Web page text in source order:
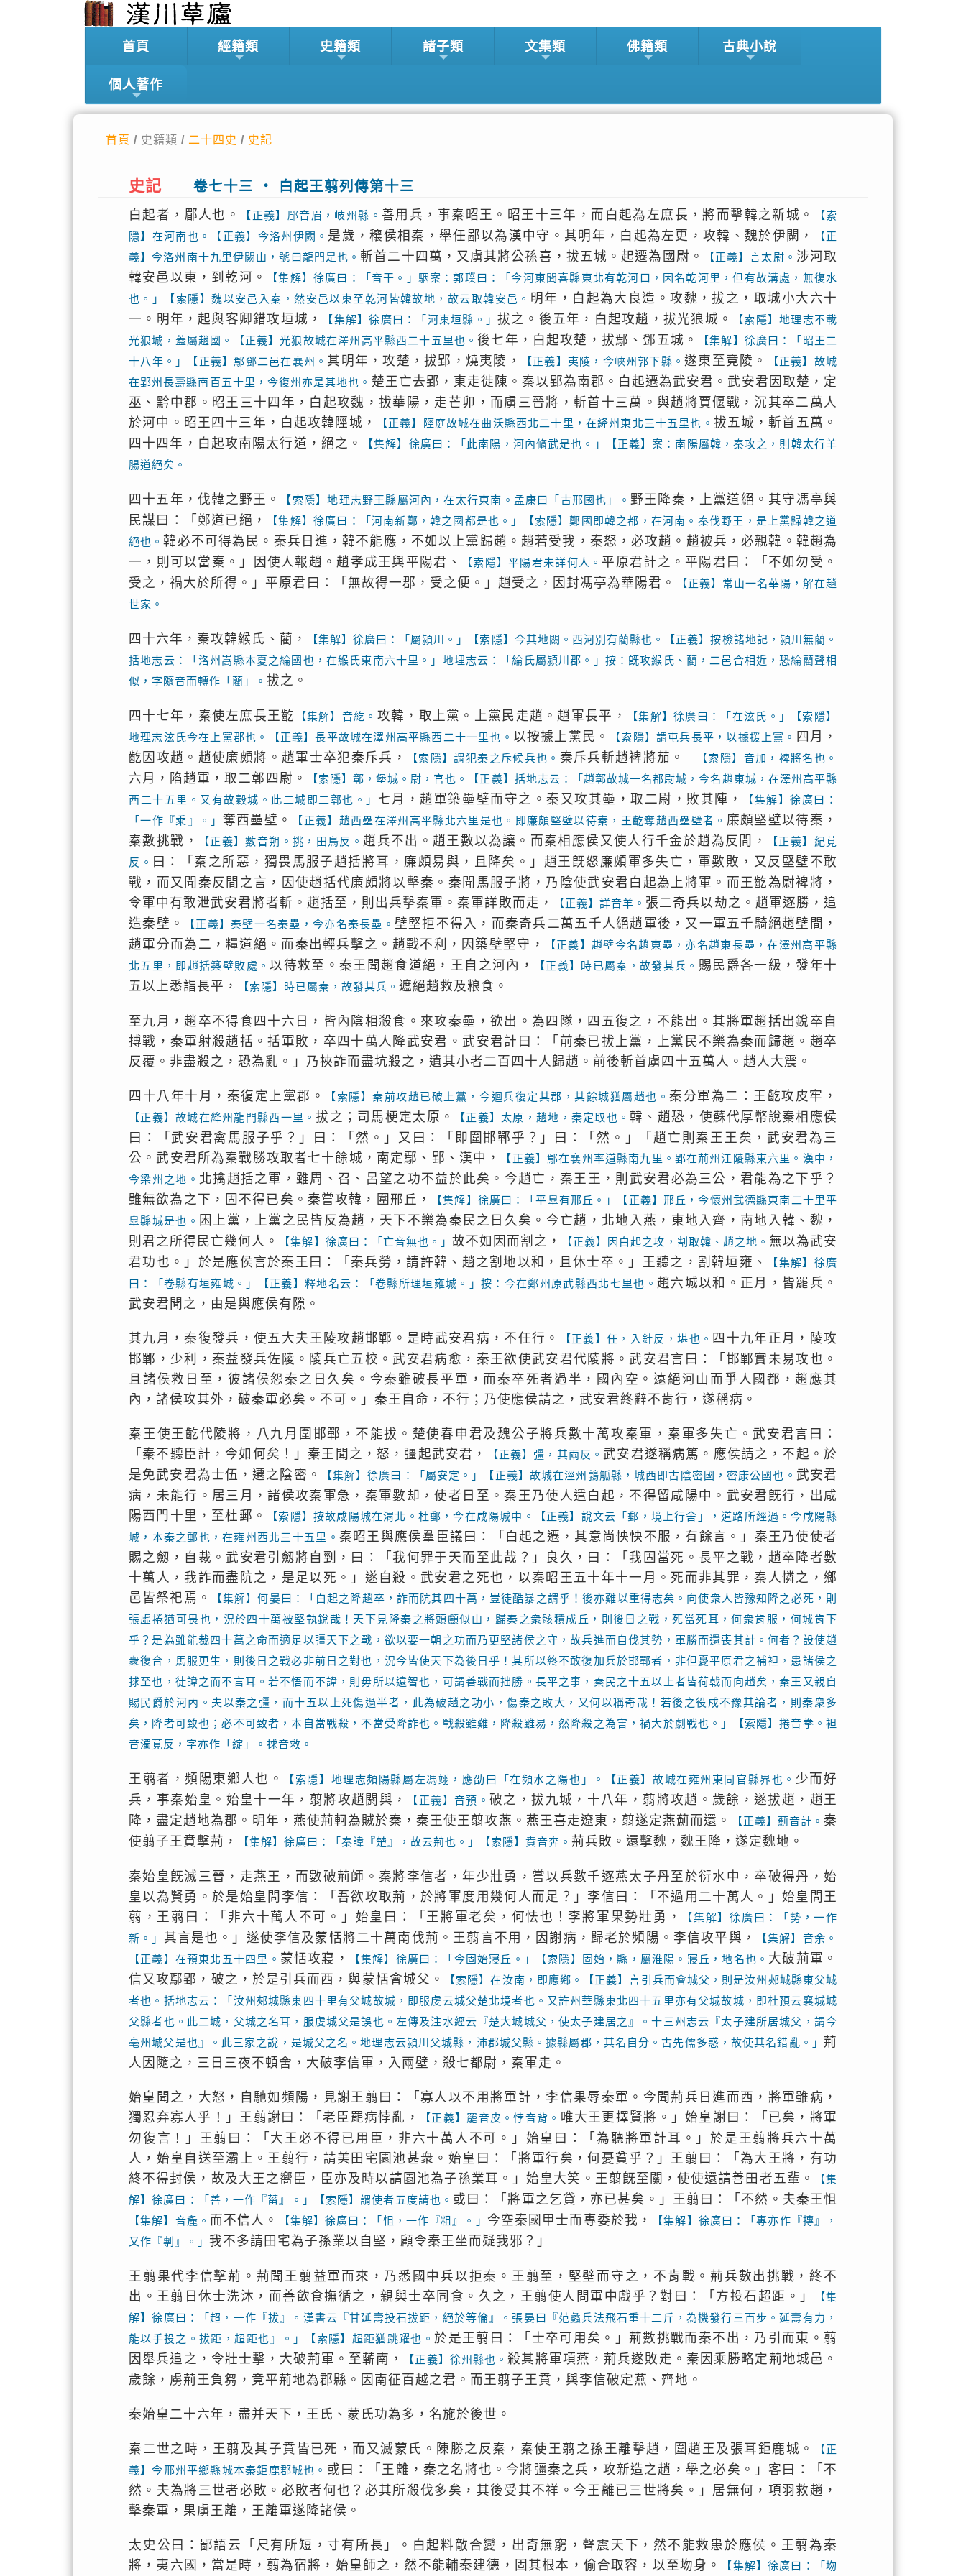
首頁 經籍類 史籍類 諸子類 文集類 佛籍類 古典小說
個人著作
首頁 / 史籍類 / 二十四史 / 史記
史記 卷七十三 ‧ 白起王翦列傳第十三
白起者，郿人也。 【正義】郿音眉，岐州縣。 善用兵，事秦昭王。昭王十三年，而白起為左庶長，將而擊韓之新城。
【索
隱】在河南也。【正義】今洛州伊闕。 是歲，穰侯相秦，舉任鄙以為漢中守。其明年，白起為左更，攻韓、魏於伊闕，
【正
義】今洛州南十九里伊闕山，號曰龍門是也。斬首二十四萬，又虜其將公孫喜，拔五城。起遷為國尉。 【正義】言太尉。 涉河取
韓安邑以東，到乾河。
【集解】徐廣曰：「音干。」駰案：郭璞曰：「今河東聞喜縣東北有乾河口，因名乾河里，但有故溝處，無復水
也。」【索隱】魏以安邑入秦，然安邑以東至乾河皆韓故地，故云取韓安邑。 明年，白起為大良造。攻魏，拔之，取城小大六十
一。明年，起與客卿錯攻垣城，
【集解】徐廣曰：「河東垣縣。」 拔之。後五年，白起攻趙，拔光狼城。
【索隱】地理志不載
光狼城，蓋屬趙國。【正義】光狼故城在澤州高平縣西二十五里也。後七年，白起攻楚，拔鄢、鄧五城。
【集解】徐廣曰：「昭王二
十八年。」【正義】鄢鄧二邑在襄州。 其明年，攻楚，拔郢，燒夷陵， 【正義】夷陵，今峽州郭下縣。遂東至竟陵。
【正義】故城
在郢州長壽縣南百五十里，今復州亦是其地也。 楚王亡去郢，東走徙陳。秦以郢為南郡。白起遷為武安君。武安君因取楚，定
巫、黔中郡。昭王三十四年，白起攻魏，拔華陽，走芒卯，而虜三晉將，斬首十三萬。與趙將賈偃戰，沉其卒二萬人
於河中。昭王四十三年，白起攻韓陘城，
【正義】陘庭故城在曲沃縣西北二十里，在絳州東北三十五里也。 拔五城，斬首五萬。
四十四年，白起攻南陽太行道，絕之。
【集解】徐廣曰：「此南陽，河內脩武是也。」【正義】案：南陽屬韓，秦攻之，則韓太行羊
腸道絕矣。
四十五年，伐韓之野王。 【索隱】地理志野王縣屬河內，在太行東南。孟康曰「古邢國也」。 野王降秦，上黨道絕。其守馮亭與
民謀曰：「鄭道已絕，
【集解】徐廣曰：「河南新鄭，韓之國都是也。」【索隱】鄭國即韓之都，在河南。秦伐野王，是上黨歸韓之道
絕也。韓必不可得為民。秦兵日進，韓不能應，不如以上黨歸趙。趙若受我，秦怒，必攻趙。趙被兵，必親韓。韓趙為
一，則可以當秦。」因使人報趙。趙孝成王與平陽君、
【索隱】平陽君未詳何人。 平原君計之。平陽君曰：「不如勿受。
受之，禍大於所得。」平原君曰：「無故得一郡，受之便。」趙受之，因封馮亭為華陽君。
【正義】常山一名華陽，解在趙
世家。
四十六年，秦攻韓緱氏、藺，
【集解】徐廣曰：「屬潁川。」【索隱】今其地闕。西河別有藺縣也。【正義】按檢諸地記，潁川無藺。
括地志云：「洛州嵩縣本夏之綸國也，在緱氏東南六十里。」地埋志云：「綸氏屬潁川郡。」按：旣攻緱氏、藺，二邑合相近，恐綸藺聲相
似，字隨音而轉作「藺」。拔之。
四十七年，秦使左庶長王齕 【集解】音紇。 攻韓，取上黨。上黨民走趙。趙軍長平，
【集解】徐廣曰：「在泫氏。」【索隱】
地理志泫氏今在上黨郡也。【正義】長平故城在澤州高平縣西二十一里也。 以按據上黨民。 【索隱】謂屯兵長平，以據援上黨。 四月，
齕因攻趙。趙使廉頗將。趙軍士卒犯秦斥兵，
【索隱】謂犯秦之斥候兵也。 秦斥兵斬趙裨將茄。 【索隱】音加，裨將名也。
六月，陷趙軍，取二鄣四尉。
【索隱】鄣，堡城。尉，官也。【正義】括地志云：「趙鄣故城一名都尉城，今名趙東城，在澤州高平縣
西二十五里。又有故穀城。此二城即二鄣也。」 七月，趙軍築壘壁而守之。秦又攻其壘，取二尉，敗其陣，
【集解】徐廣曰：
「一作『乘』。」 奪西壘壁。 【正義】趙西壘在澤州高平縣北六里是也。即廉頗堅壁以待秦，王齕奪趙西壘壁者。 廉頗堅壁以待秦，
秦數挑戰，
【正義】數音朔。挑，田鳥反。 趙兵不出。趙王數以為讓。而秦相應侯又使人行千金於趙為反間，
【正義】紀莧
反。 曰：「秦之所惡，獨畏馬服子趙括將耳，廉頗易與，且降矣。」趙王旣怒廉頗軍多失亡，軍數敗，又反堅壁不敢
戰，而又聞秦反間之言，因使趙括代廉頗將以擊秦。秦聞馬服子將，乃陰使武安君白起為上將軍。而王齕為尉裨將，
令軍中有敢泄武安君將者斬。趙括至，則出兵擊秦軍。秦軍詳敗而走，
【正義】詳音羊。 張二奇兵以劫之。趙軍逐勝，追
造秦壁。
【正義】秦壁一名秦壘，今亦名秦長壘。 壁堅拒不得入，而秦奇兵二萬五千人絕趙軍後，又一軍五千騎絕趙壁間，
趙軍分而為二，糧道絕。而秦出輕兵擊之。趙戰不利，因築壁堅守，
【正義】趙壁今名趙東壘，亦名趙東長壘，在澤州高平縣
北五里，即趙括築壁敗處。以待救至。秦王聞趙食道絕，王自之河內， 【正義】時已屬秦，故發其兵。 賜民爵各一級，發年十
五以上悉詣長平，
【索隱】時已屬秦，故發其兵。遮絕趙救及粮食。
至九月，趙卒不得食四十六日，皆內陰相殺食。來攻秦壘，欲出。為四隊，四五復之，不能出。其將軍趙括出銳卒自
搏戰，秦軍射殺趙括。括軍敗，卒四十萬人降武安君。武安君計曰：「前秦已拔上黨，上黨民不樂為秦而歸趙。趙卒
反覆。非盡殺之，恐為亂。」乃挾詐而盡坑殺之，遺其小者二百四十人歸趙。前後斬首虜四十五萬人。趙人大震。
四十八年十月，秦復定上黨郡。 【索隱】秦前攻趙已破上黨，今迴兵復定其郡，其餘城猶屬趙也。秦分軍為二：王齕攻皮牢，
【正義】故城在絳州龍門縣西一里。拔之；司馬梗定太原。 【正義】太原，趙地，秦定取也。韓、趙恐，使蘇代厚幣說秦相應侯
曰：「武安君禽馬服子乎？」曰：「然。」又曰：「即圍邯鄲乎？」曰：「然。」「趙亡則秦王王矣，武安君為三
公。武安君所為秦戰勝攻取者七十餘城，南定鄢、郢、漢中，
【正義】鄢在襄州率道縣南九里。郢在荊州江陵縣東六里。漢中，
今梁州之地。 北擒趙括之軍，雖周、召、呂望之功不益於此矣。今趙亡，秦王王，則武安君必為三公，君能為之下乎？
雖無欲為之下，固不得已矣。秦嘗攻韓，圍邢丘，
【集解】徐廣曰：「平臯有邢丘。」【正義】邢丘，今懷州武德縣東南二十里平
臯縣城是也。 困上黨，上黨之民皆反為趙，天下不樂為秦民之日久矣。今亡趙，北地入燕，東地入齊，南地入韓、魏，
則君之所得民亡幾何人。
【集解】徐廣曰：「亡音無也。」 故不如因而割之， 【正義】因白起之攻，割取韓、趙之地。 無以為武安
君功也。」於是應侯言於秦王曰：「秦兵勞，請許韓、趙之割地以和，且休士卒。」王聽之，割韓垣雍、
【集解】徐廣
曰：「卷縣有垣雍城。」【正義】釋地名云：「卷縣所理垣雍城。」按：今在鄭州原武縣西北七里也。 趙六城以和。正月，皆罷兵。
武安君聞之，由是與應侯有隙。
其九月，秦復發兵，使五大夫王陵攻趙邯鄲。是時武安君病，不任行。 【正義】任，入針反，堪也。 四十九年正月，陵攻
邯鄲，少利，秦益發兵佐陵。陵兵亡五校。武安君病愈，秦王欲使武安君代陵將。武安君言曰：「邯鄲實未易攻也。
且諸侯救日至，彼諸侯怨秦之日久矣。今秦雖破長平軍，而秦卒死者過半，國內空。遠絕河山而爭人國都，趙應其
內，諸侯攻其外，破秦軍必矣。不可。」秦王自命，不行；乃使應侯請之，武安君終辭不肯行，遂稱病。
秦王使王齕代陵將，八九月圍邯鄲，不能拔。楚使春申君及魏公子將兵數十萬攻秦軍，秦軍多失亡。武安君言曰：
「秦不聽臣計，今如何矣！」秦王聞之，怒，彊起武安君，
【正義】彊，其兩反。 武安君遂稱病篤。應侯請之，不起。於
是免武安君為士伍，遷之陰密。
【集解】徐廣曰：「屬安定。」【正義】故城在涇州鶉觚縣，城西即古陰密國，密康公國也。 武安君
病，未能行。居三月，諸侯攻秦軍急，秦軍數却，使者日至。秦王乃使人遣白起，不得留咸陽中。武安君旣行，出咸
陽西門十里，至杜郵。
【索隱】按故咸陽城在渭北。杜郵，今在咸陽城中。【正義】說文云「郵，境上行舍」，道路所經過。今咸陽縣
城，本秦之郵也，在雍州西北三十五里。 秦昭王與應侯羣臣議曰：「白起之遷，其意尚怏怏不服，有餘言。」秦王乃使使者
賜之劔，自裁。武安君引劔將自剄，曰：「我何罪于天而至此哉？」良久，曰：「我固當死。長平之戰，趙卒降者數
十萬人，我詐而盡阬之，是足以死。」遂自殺。武安君之死也，以秦昭王五十年十一月。死而非其罪，秦人憐之，鄉
邑皆祭祀焉。
【集解】何晏曰：「白起之降趙卒，詐而阬其四十萬，豈徒酷暴之謂乎！後亦難以重得志矣。向使衆人皆豫知降之必死，則
張虛捲猶可畏也，況於四十萬被堅執銳哉！天下見降秦之將頭顱似山，歸秦之衆骸積成丘，則後日之戰，死當死耳，何衆肯服，何城肯下
乎？是為雖能裁四十萬之命而適足以彊天下之戰，欲以要一朝之功而乃更堅諸侯之守，故兵進而自伐其勢，軍勝而還喪其計。何者？設使趙
衆復合，馬服更生，則後日之戰必非前日之對也，況今皆使天下為後日乎！其所以終不敢復加兵於邯鄲者，非但憂平原君之補袒，患諸侯之
捄至也，徒諱之而不言耳。若不悟而不諱，則毋所以遠智也，可謂善戰而拙勝。長平之事，秦民之十五以上者皆荷戟而向趙矣，秦王又親自
賜民爵於河內。夫以秦之彊，而十五以上死傷過半者，此為破趙之功小，傷秦之敗大，又何以稱奇哉！若後之役戍不豫其論者，則秦衆多
矣，降者可致也；必不可致者，本自當戰殺，不當受降詐也。戰殺雖難，降殺雖易，然降殺之為害，禍大於劇戰也。」【索隱】捲音拳。袒
音濁莧反，字亦作「綻」。捄音救。
王翦者，頻陽東鄉人也。 【索隱】地理志頻陽縣屬左馮翊，應劭曰「在頻水之陽也」。【正義】故城在雍州東同官縣界也。 少而好
兵，事秦始皇。始皇十一年，翦將攻趙閼與，
【正義】音預。破之，拔九城，十八年，翦將攻趙。歲餘，遂拔趙，趙王
降，盡定趙地為郡。明年，燕使荊軻為賊於秦，秦王使王翦攻燕。燕王喜走遼東，翦遂定燕薊而還。
【正義】薊音計。 秦
使翦子王賁擊荊，
【集解】徐廣曰：「秦諱『楚』，故云荊也。」【索隱】賁音奔。荊兵敗。還擊魏，魏王降，遂定魏地。
秦始皇旣滅三晉，走燕王，而數破荊師。秦將李信者，年少壯勇，嘗以兵數千逐燕太子丹至於衍水中，卒破得丹，始
皇以為賢勇。於是始皇問李信：「吾欲攻取荊，於將軍度用幾何人而足？」李信曰：「不過用二十萬人。」始皇問王
翦，王翦曰：「非六十萬人不可。」始皇曰：「王將軍老矣，何怯也！李將軍果勢壯勇，
【集解】徐廣曰：「勢，一作
新。」 其言是也。」遂使李信及蒙恬將二十萬南伐荊。王翦言不用，因謝病，歸老於頻陽。李信攻平與，
【集解】音余。
【正義】在預東北五十四里。 蒙恬攻寢， 【集解】徐廣曰：「今固始寢丘。」【索隱】固始，縣，屬淮陽。寢丘，地名也。 大破荊軍。
信又攻鄢郢，破之，於是引兵而西，與蒙恬會城父。
【索隱】在汝南，即應鄉。【正義】言引兵而會城父，則是汝州郟城縣東父城
者也。括地志云：「汝州郟城縣東四十里有父城故城，即服虔云城父楚北境者也。又許州華縣東北四十五里亦有父城故城，即杜預云襄城城
父縣者也。此二城，父城之名耳，服虔城父是誤也。左傳及注水經云『楚大城城父，使太子建居之』。十三州志云『太子建所居城父，謂今
亳州城父是也』。此三家之說，是城父之名。地理志云潁川父城縣，沛郡城父縣。據縣屬郡，其名自分。古先儒多惑，故使其名錯亂。」 荊
人因隨之，三日三夜不頓舍，大破李信軍，入兩壁，殺七都尉，秦軍走。
始皇聞之，大怒，自馳如頻陽，見謝王翦曰：「寡人以不用將軍計，李信果辱秦軍。今聞荊兵日進而西，將軍雖病，
獨忍弃寡人乎！」王翦謝曰：「老臣罷病悖亂，
【正義】罷音皮。悖音背。 唯大王更擇賢將。」始皇謝曰：「已矣，將軍
勿復言！」王翦曰：「大王必不得已用臣，非六十萬人不可。」始皇曰：「為聽將軍計耳。」於是王翦將兵六十萬
人，始皇自送至灞上。王翦行，請美田宅園池甚衆。始皇曰：「將軍行矣，何憂貧乎？」王翦曰：「為大王將，有功
終不得封侯，故及大王之嚮臣，臣亦及時以請園池為子孫業耳。」始皇大笑。王翦旣至關，使使還請善田者五輩。
【集
解】徐廣曰：「善，一作『菑』。」【索隱】謂使者五度請也。 或曰：「將軍之乞貸，亦已甚矣。」王翦曰：「不然。夫秦王怚
【集解】音麁。 而不信人。 【集解】徐廣曰：「怚，一作『粗』。」 今空秦國甲士而專委於我，
【集解】徐廣曰：「專亦作『摶』，
又作『剸』。」 我不多請田宅為子孫業以自堅，顧令秦王坐而疑我邪？」
王翦果代李信擊荊。荊聞王翦益軍而來，乃悉國中兵以拒秦。王翦至，堅壁而守之，不肯戰。荊兵數出挑戰，終不
出。王翦日休士洗沐，而善飲食撫循之，親與士卒同食。久之，王翦使人問軍中戲乎？對曰：「方投石超距。」
【集
解】徐廣曰：「超，一作『拔』。漢書云『甘延壽投石拔距，絕於等倫』。張晏曰『范蠡兵法飛石重十二斤，為機發行三百步。延壽有力，
能以手投之。拔距，超距也』。」【索隱】超距猶跳躍也。於是王翦曰：「士卒可用矣。」荊數挑戰而秦不出，乃引而東。翦
因舉兵追之，令壯士擊，大破荊軍。至蘄南，
【正義】徐州縣也。 殺其將軍項燕，荊兵遂敗走。秦因乘勝略定荊地城邑。
歲餘，虜荊王負芻，竟平荊地為郡縣。因南征百越之君。而王翦子王賁，與李信破定燕、齊地。
秦始皇二十六年，盡并天下，王氏、蒙氏功為多，名施於後世。
秦二世之時，王翦及其子賁皆已死，而又滅蒙氏。陳勝之反秦，秦使王翦之孫王離擊趙，圍趙王及張耳鉅鹿城。
【正
義】今邢州平鄉縣城本秦鉅鹿郡城也。 或曰：「王離，秦之名將也。今將彊秦之兵，攻新造之趙，舉之必矣。」客曰：「不
然。夫為將三世者必敗。必敗者何也？必其所殺伐多矣，其後受其不祥。今王離已三世將矣。」居無何，項羽救趙，
擊秦軍，果虜王離，王離軍遂降諸侯。
太史公曰：鄙語云「尺有所短，寸有所長」。白起料敵合變，出奇無窮，聲震天下，然不能救患於應侯。王翦為秦
將，夷六國，當是時，翦為宿將，始皇師之，然不能輔秦建德，固其根本，偷合取容，以至圽身。
【集解】徐廣曰：「圽